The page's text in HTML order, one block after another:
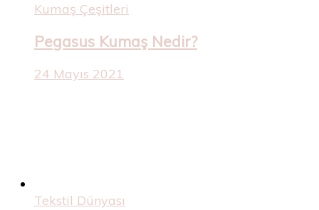
Kumaş Çeşitleri
Pegasus Kumaş Nedir?
24 Mayıs 2021
Tekstil Dünyası